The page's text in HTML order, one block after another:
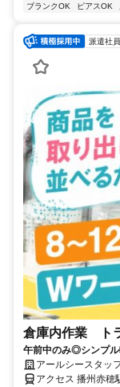
ブランクOK
ピアスOK
派遣社員
倉庫内作業 ト
午前中のみ◎シンプル
からWワークにもピ
アールシースタッ
アクセス 播州赤